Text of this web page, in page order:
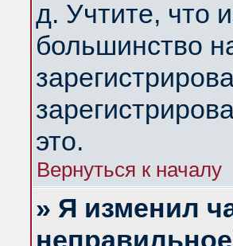
д. Учтите, что
большинство
это.
Вернуться к началу
» Я изменил